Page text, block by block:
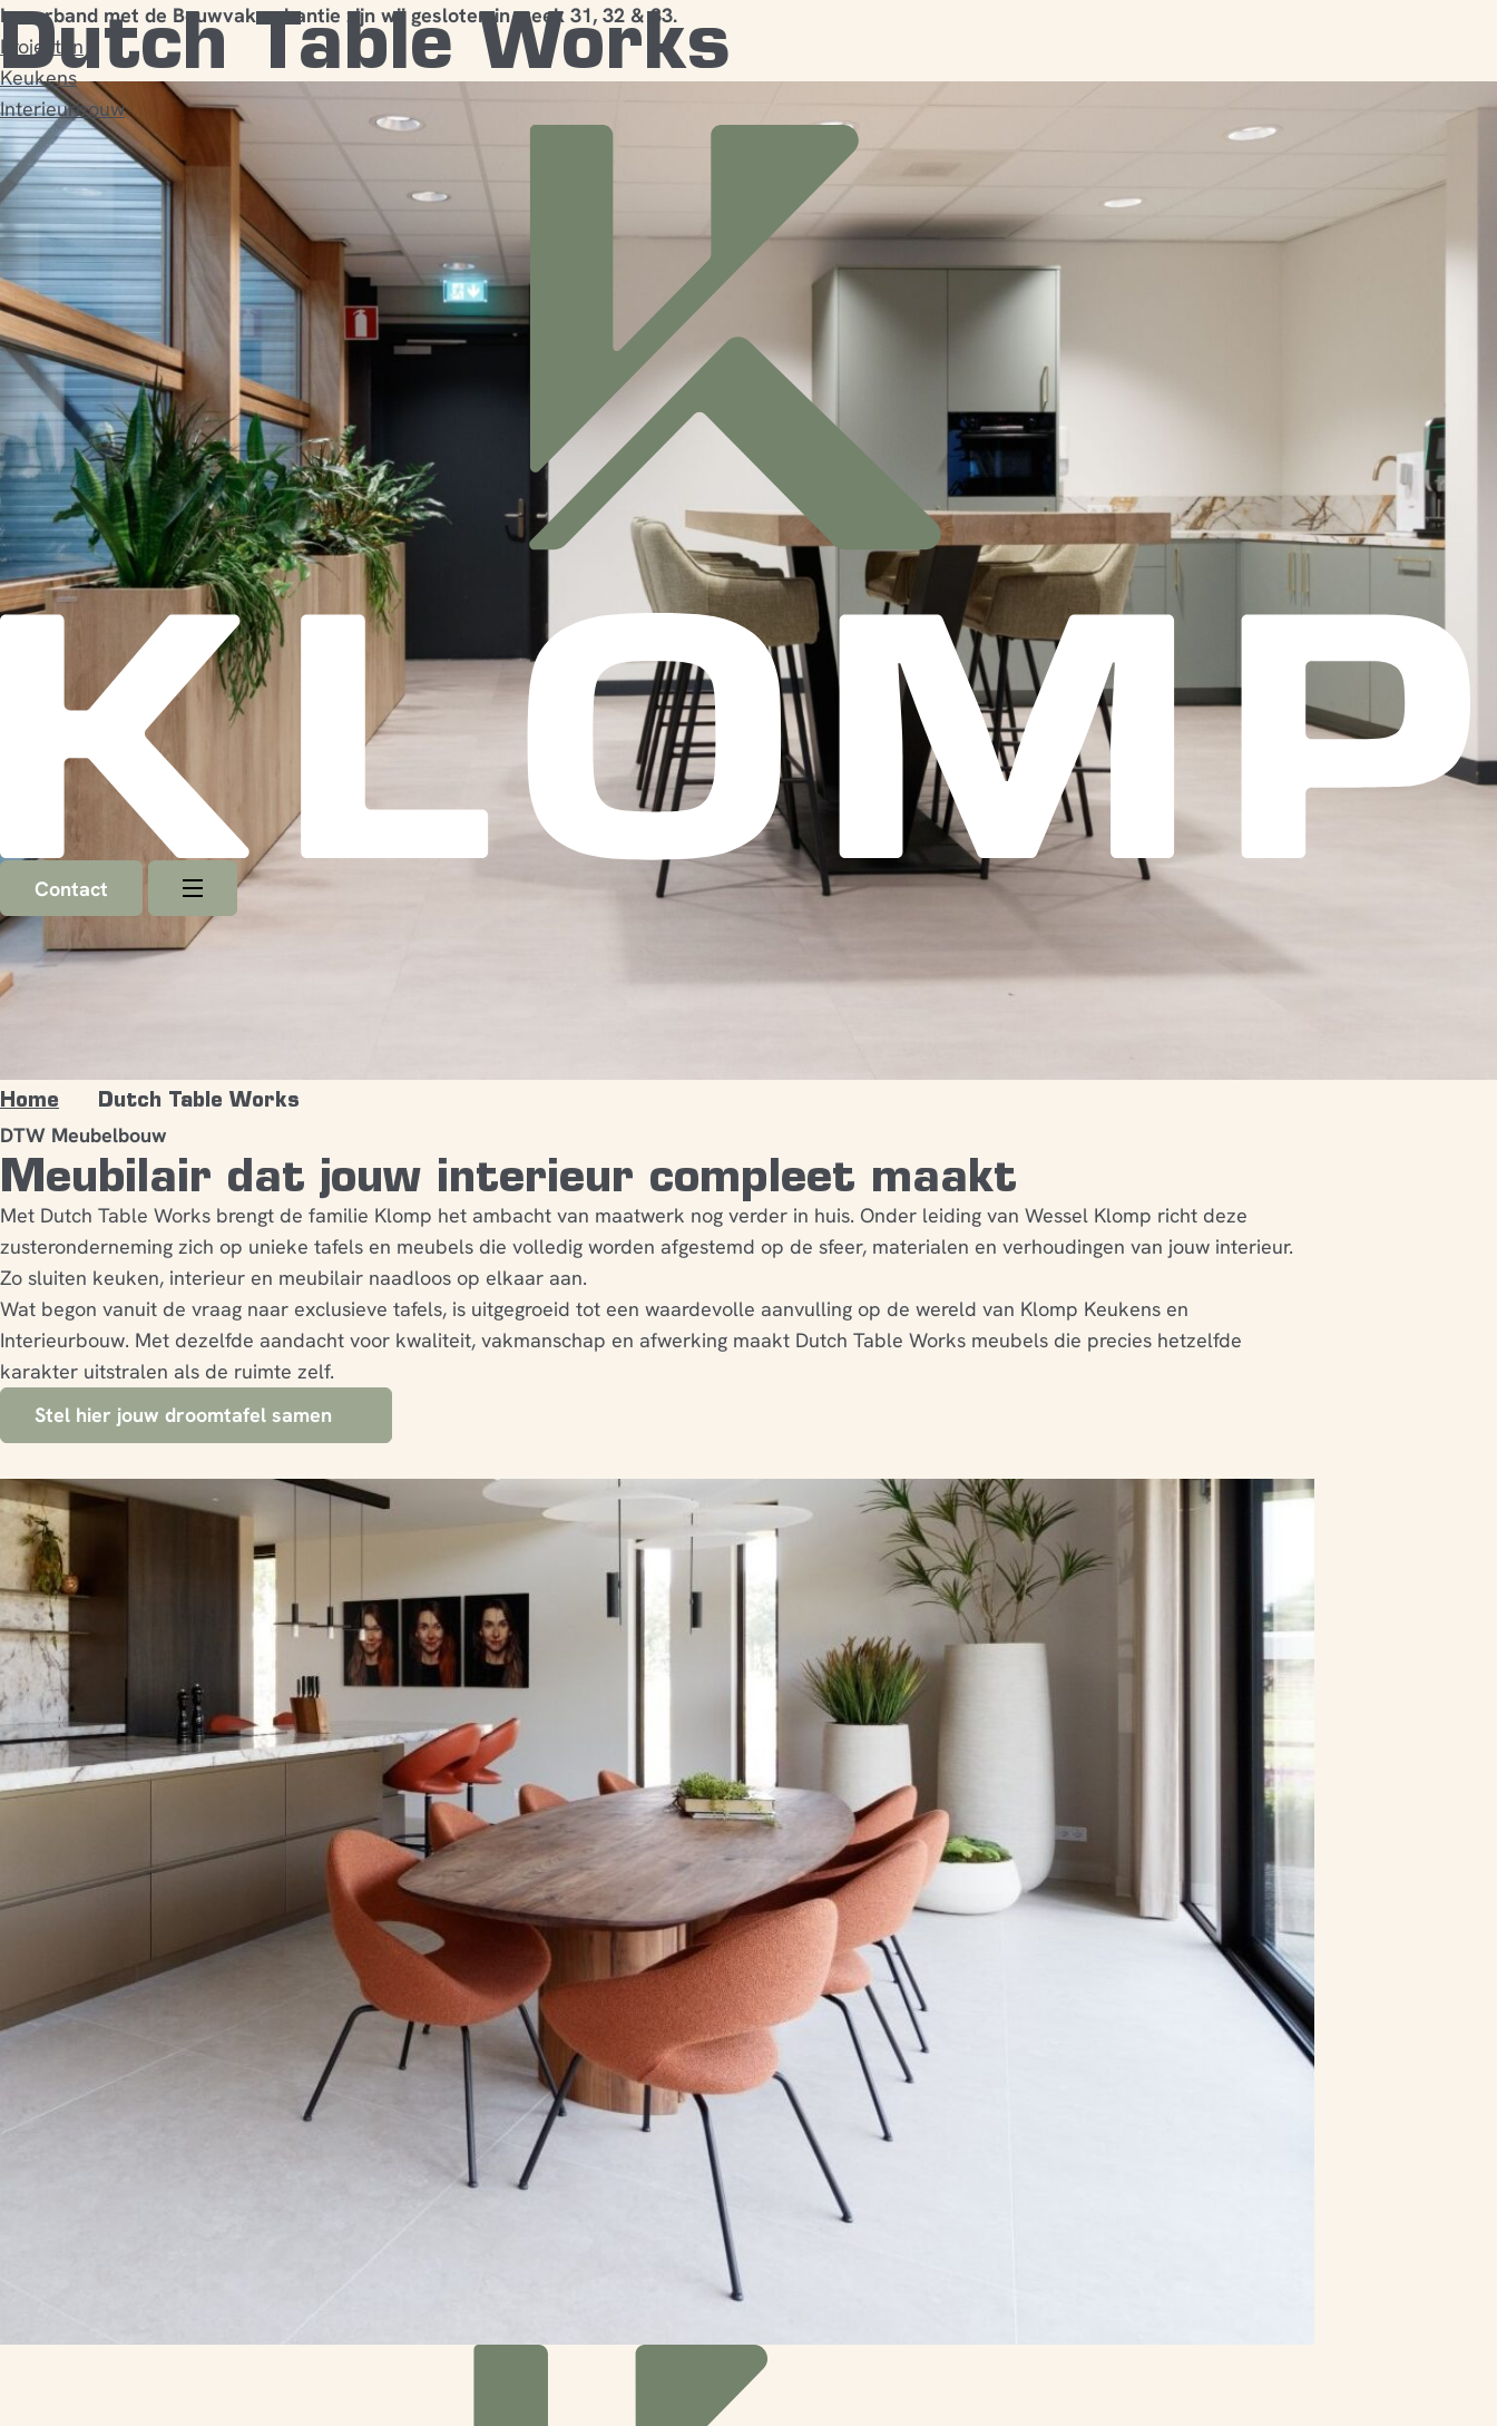
In verband met de Bouwvak vakantie zijn wij gesloten in week 31, 32 & 33.
Projecten
Keukens
Interieurbouw
Contact
Dutch Table Works
Home
Dutch Table Works
DTW Meubelbouw
Meubilair dat jouw interieur compleet maakt
Met Dutch Table Works brengt de familie Klomp het ambacht van maatwerk nog verder in huis. Onder leiding van Wessel Klomp richt deze
zusteronderneming zich op unieke tafels en meubels die volledig worden afgestemd op de sfeer, materialen en verhoudingen van jouw interieur.
Zo sluiten keuken, interieur en meubilair naadloos op elkaar aan.
Wat begon vanuit de vraag naar exclusieve tafels, is uitgegroeid tot een waardevolle aanvulling op de wereld van Klomp Keukens en
Interieurbouw. Met dezelfde aandacht voor kwaliteit, vakmanschap en afwerking maakt Dutch Table Works meubels die precies hetzelfde
karakter uitstralen als de ruimte zelf.
Stel hier jouw droomtafel samen